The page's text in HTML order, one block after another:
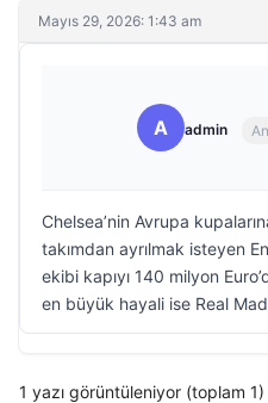
Mayıs 29, 2026: 1:43 am
A admin
Chelsea’nin Avrupa
takımdan ayrılmak isteyen
ekibi kapıyı 140 milyon
en büyük hayali ise Real
1 yazı görüntüleniyor (toplam 1)